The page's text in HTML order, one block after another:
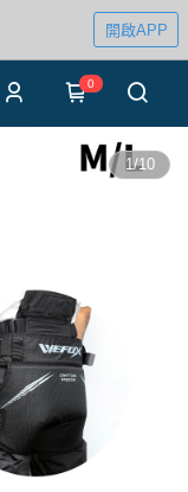
開啟APP
0
1/10